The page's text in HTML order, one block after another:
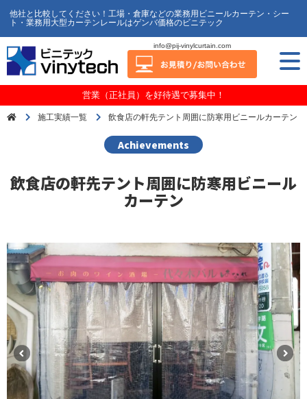
他社と比較してください！工場・倉庫などの業務用ビニールカーテン・シー
ト・業務用大型カーテンレールはゲンバ価格のビニテック
info@pij-vinylcurtain.com
営業（正社員）を好待遇で募集中！
施工実績一覧 飲食店の軒先テント周囲に防寒用ビニールカーテン
Achievements
飲食店の軒先テント周囲に防寒用ビニール
カーテン